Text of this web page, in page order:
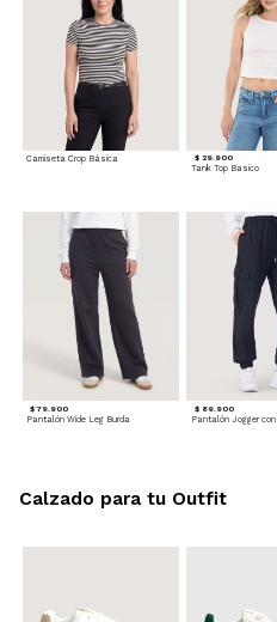
Camiseta Crop Básica $ 29.900
Tank Top Basico
$ 79.900
Pantalón Wide Leg Burda
$ 89.900
Calzado para tu Outfit